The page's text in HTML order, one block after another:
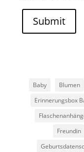
Submit
Baby Blumen
Erinnerungsbox
Freundin